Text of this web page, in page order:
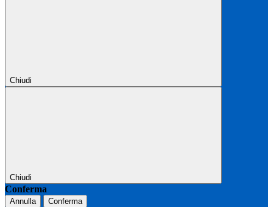
Chiudi
Chiudi
Conferma
Annulla Conferma